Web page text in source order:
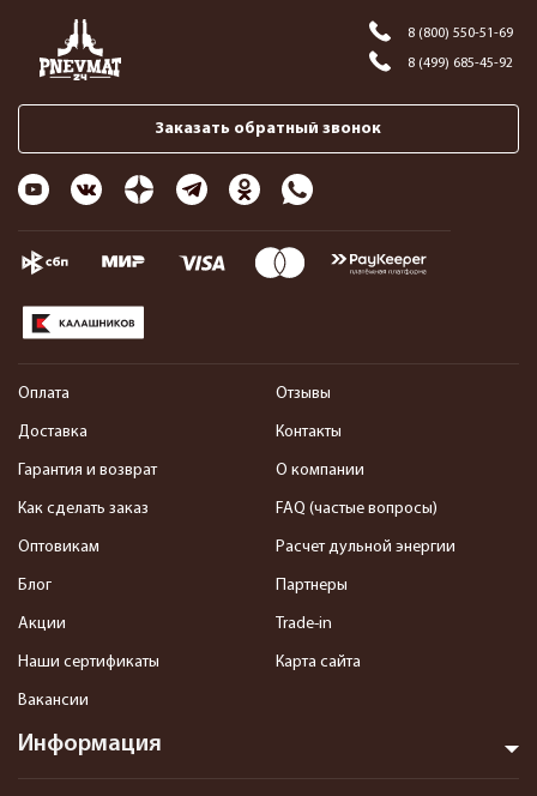
8 (800) 550-51-69
8 (499) 685-45-92
Заказать обратный звонок
Информация
Оплата
Доставка
Гарантия и возврат
Как сделать заказ
Оптовикам
Блог
Акции
Наши сертификаты
Вакансии
Отзывы
Контакты
О компании
FAQ (частые вопросы)
Расчет дульной энергии
Партнеры
Trade-in
Карта сайта